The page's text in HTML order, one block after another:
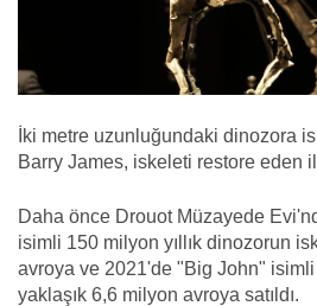
İki metre uzunluğundaki dinozora
Barry James, iskeleti restore eden
Daha önce Drouot Müzayede
isimli 150 milyon yıllık dinozorun
avroya ve 2021'de "Big John" isimli
yaklaşık 6,6 milyon avroya satıldı.​​​​​​​​​​​​​​